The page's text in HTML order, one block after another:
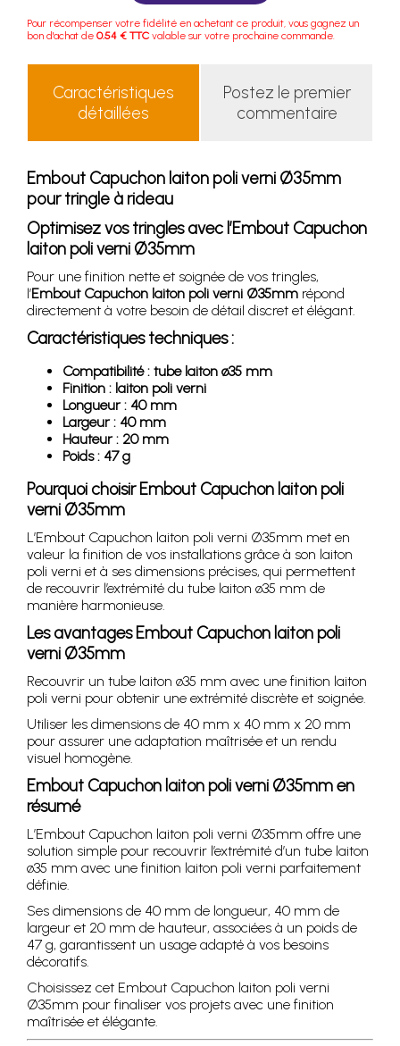
Pour récompenser votre fidélité en achetant ce produit, vous gagnez un
bon d'achat de 0.54 € TTC valable sur votre prochaine commande.
Caractéristiques
détaillées
Postez le premier
commentaire
Embout Capuchon laiton poli verni Ø35mm
pour tringle à rideau
Optimisez vos tringles avec l’Embout Capuchon
laiton poli verni Ø35mm
Pour une finition nette et soignée de vos tringles,
l’Embout Capuchon laiton poli verni Ø35mm répond
directement à votre besoin de détail discret et élégant.
Caractéristiques techniques :
Compatibilité : tube laiton ø35 mm
Finition : laiton poli verni
Longueur : 40 mm
Largeur : 40 mm
Hauteur : 20 mm
Poids : 47 g
Pourquoi choisir Embout Capuchon laiton poli
verni Ø35mm
L’Embout Capuchon laiton poli verni Ø35mm met en
valeur la finition de vos installations grâce à son laiton
poli verni et à ses dimensions précises, qui permettent
de recouvrir l’extrémité du tube laiton ø35 mm de
manière harmonieuse.
Les avantages Embout Capuchon laiton poli
verni Ø35mm
Recouvrir un tube laiton ø35 mm avec une finition laiton
poli verni pour obtenir une extrémité discrète et soignée.
Utiliser les dimensions de 40 mm x 40 mm x 20 mm
pour assurer une adaptation maîtrisée et un rendu
visuel homogène.
Embout Capuchon laiton poli verni Ø35mm en
résumé
L’Embout Capuchon laiton poli verni Ø35mm offre une
solution simple pour recouvrir l’extrémité d’un tube laiton
ø35 mm avec une finition laiton poli verni parfaitement
définie.
Ses dimensions de 40 mm de longueur, 40 mm de
largeur et 20 mm de hauteur, associées à un poids de
47 g, garantissent un usage adapté à vos besoins
décoratifs.
Choisissez cet Embout Capuchon laiton poli verni
Ø35mm pour finaliser vos projets avec une finition
maîtrisée et élégante.